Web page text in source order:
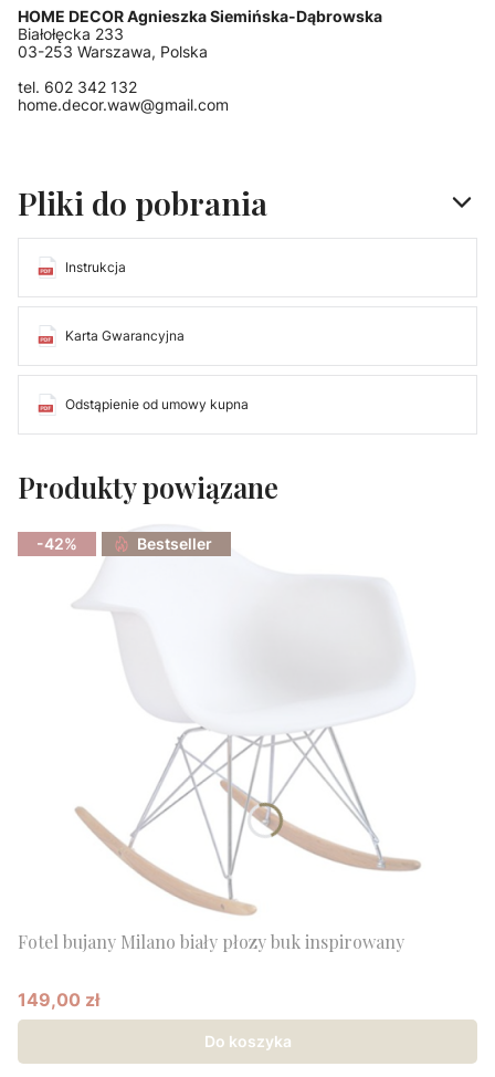
HOME DECOR Agnieszka Siemińska-Dąbrowska
Białołęcka 233
03-253 Warszawa, Polska
tel. 602 342 132
home.decor.waw@gmail.com
Pliki do pobrania
Instrukcja
Karta Gwarancyjna
Odstąpienie od umowy kupna
Produkty powiązane
-42% Bestseller
Fotel bujany Milano biały płozy buk inspirowany
Cena promocyjna
149,00 zł
Do koszyka